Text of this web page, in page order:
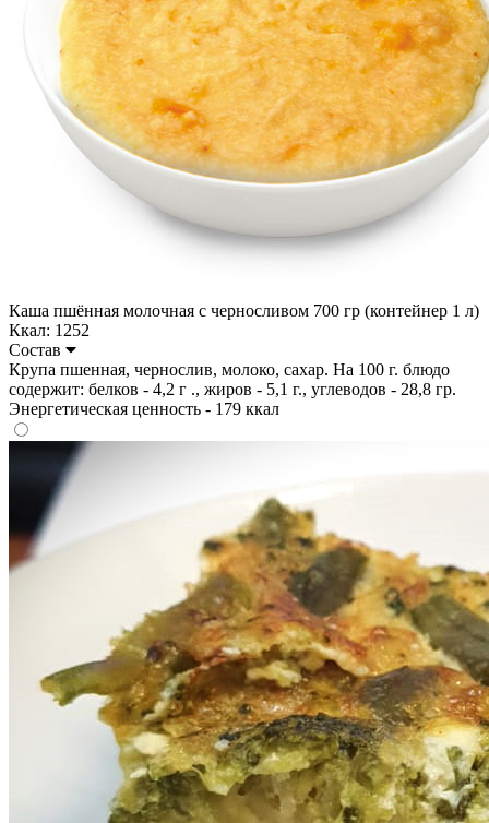
Каша пшённая молочная с черносливом 700 гр (контейнер 1 л)
Ккал: 1252
Состав
Крупа пшенная, чернослив, молоко, сахар. На 100 г. блюдо
содержит: белков - 4,2 г ., жиров - 5,1 г., углеводов - 28,8 гр.
Энергетическая ценность - 179 ккал